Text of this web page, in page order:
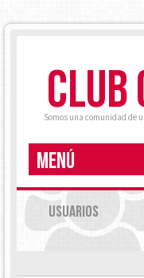
CLUB
Somos una comunidad de
MENÚ
USUARIOS